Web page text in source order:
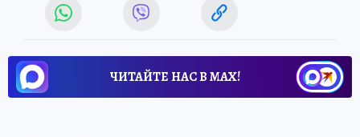
ЧИТАЙТЕ НАС В МАХ!